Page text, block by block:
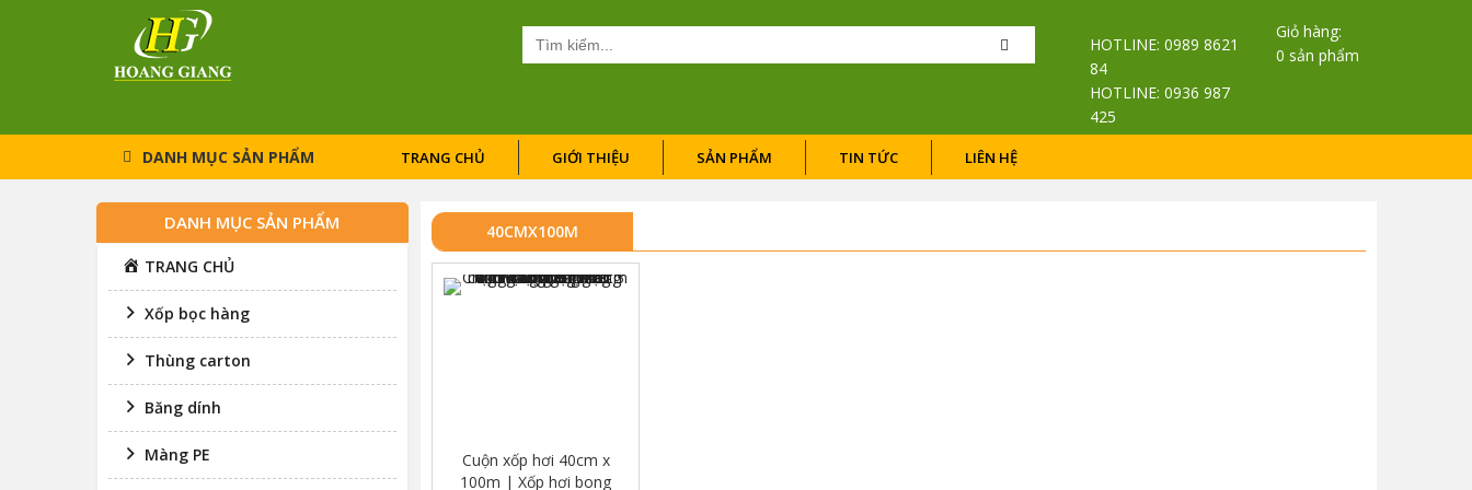
Tìm
kiếm
Search
HOTLINE: 0989 8621
84
HOTLINE: 0936 987
425
Giỏ hàng:
0 sản phẩm
DANH MỤC SẢN PHẨM TRANG CHỦ GIỚI THIỆU SẢN PHẨM TIN TỨC LIÊN HỆ
40CMX100M
Cuộn xốp hơi 40cm x
100m | Xốp hơi bong
DANH MỤC SẢN PHẨM
TRANG CHỦ
Xốp bọc hàng
Thùng carton
Băng dính
Màng PE